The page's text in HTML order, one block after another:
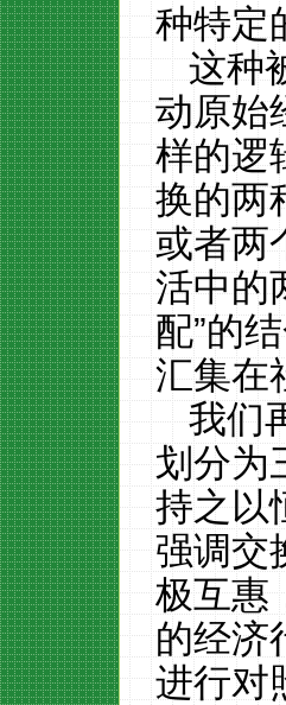
种特定
这种
动原始
样的逻
换的两
或者两
活中的
配”的
汇集在
我们
划分为
持之以
强调交
极互惠
的经济
进行对